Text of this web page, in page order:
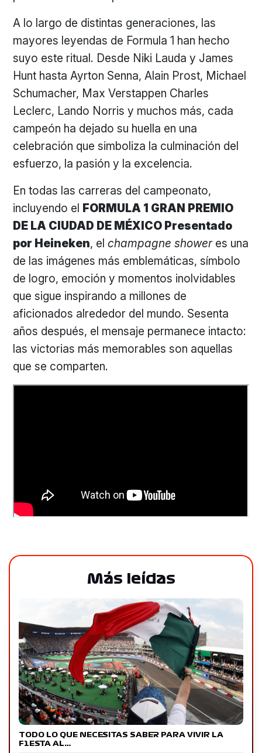
A lo largo de distintas generaciones, las
mayores leyendas de Formula 1 han hecho
suyo este ritual. Desde Niki Lauda y James
Hunt hasta Ayrton Senna, Alain Prost, Michael
Schumacher, Max Verstappen Charles
Leclerc, Lando Norris y muchos más, cada
campeón ha dejado su huella en una
celebración que simboliza la culminación del
esfuerzo, la pasión y la excelencia.
En todas las carreras del campeonato,
incluyendo el FORMULA 1 GRAN PREMIO
DE LA CIUDAD DE MÉXICO Presentado
por Heineken, elchampagne shower es una
de las imágenes más emblemáticas, símbolo
de logro, emoción y momentos inolvidables
que sigue inspirando a millones de
aficionados alrededor del mundo. Sesenta
años después, el mensaje permanece intacto:
las victorias más memorables son aquellas
que se comparten.
Más leídas
TODO LO QUE NECESITAS SABER PARA VIVIR LA
F1ESTA AL…